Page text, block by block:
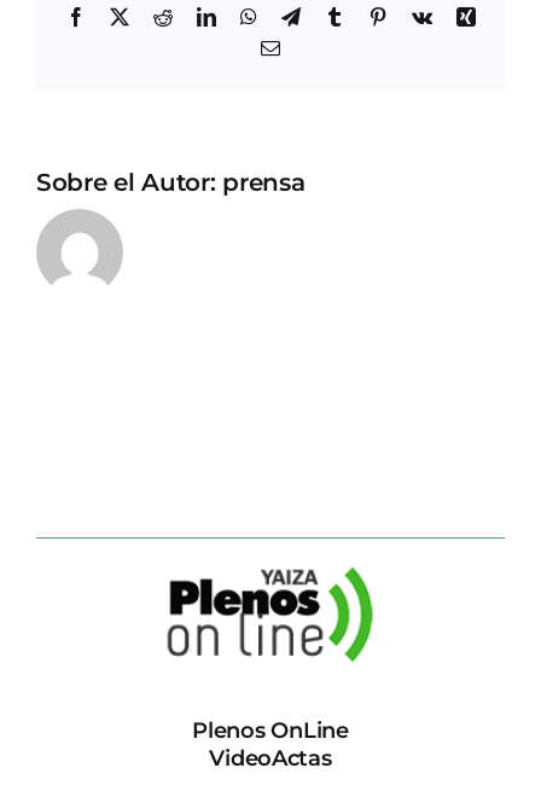
Facebook
X RedditLinkedInWhatsApp
TelegramTumblrPinterest
Vk
Xing
Correo
Sobre el Autor: prensa
Plenos OnLine
VideoActas